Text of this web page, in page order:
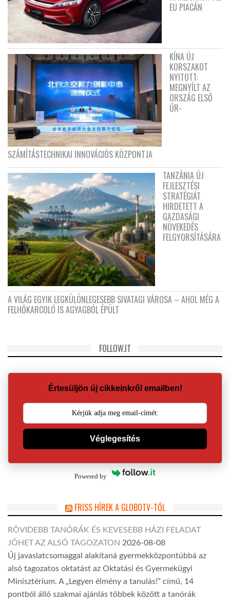
EU PIACÁN
KÍNA ÚJ
KORSZAKOT
NYITOTT:
MEGNYÍLT AZ
ORSZÁG ELSŐ
ŰR-
SZÁMÍTÁSTECHNIKAI INNOVÁCIÓS KÖZPONTJA
TANZÁNIA ÚJ
FEJLESZTÉSI
STRATÉGIÁT
HIRDETETT A
GAZDASÁGI
NÖVEKEDÉS
FELGYORSÍTÁSÁRA
A VILÁG EGYIK LEGKÜLÖNLEGESEBB SIVATAGI VÁROSA – AHOL MÉG A
FELHŐKARCOLÓ IS AGYAGBÓL ÉPÜLT
FOLLOW.IT
Értesüljön új cikkeinkről emailben!
Véglegesítés
Powered by
FRISS HÍREK A GLOBOTV-TŐL
RÖVIDEBB TANÓRÁK ÉS KEVESEBB HÁZI FELADAT
JÖHET AZ ALSÓ TAGOZATON 2026-08-08
Új javaslatcsomaggal alakítaná gyermekközpontúbbá az
alsó tagozatos oktatást az Oktatási és Gyermekügyi
Minisztérium. A „Legyen élmény a tanulás!” című, 14
pontból álló szakmai ajánlás többek között a tanórák